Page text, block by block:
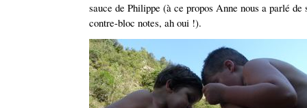
sauce de Philippe (à ce propos Anne nous a parlé
contre-bloc notes, ah oui !).